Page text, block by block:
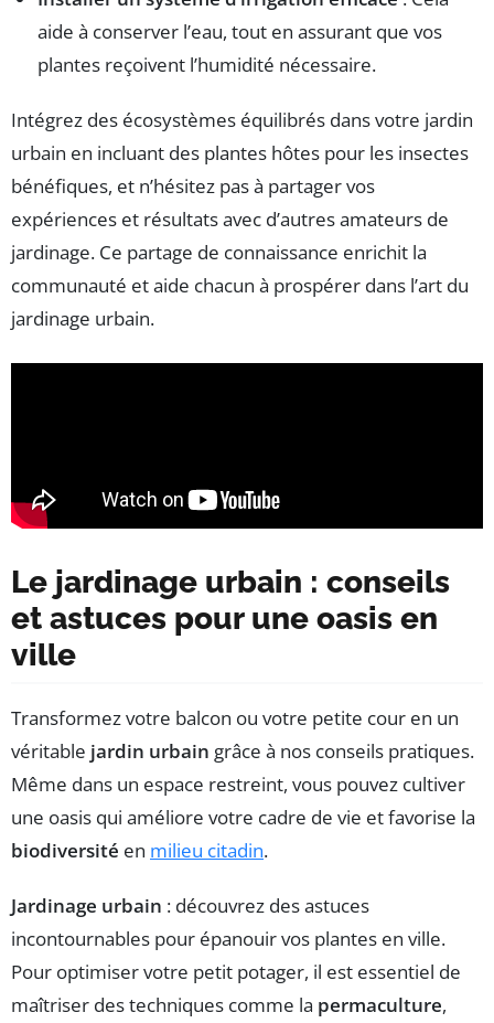
aide à conserver l’eau, tout en assurant que vos
plantes reçoivent l’humidité nécessaire.
Intégrez des écosystèmes équilibrés dans votre jardin
urbain en incluant des plantes hôtes pour les insectes
bénéfiques, et n’hésitez pas à partager vos
expériences et résultats avec d’autres amateurs de
jardinage. Ce partage de connaissance enrichit la
communauté et aide chacun à prospérer dans l’art du
jardinage urbain.
Le jardinage urbain : conseils
et astuces pour une oasis en
ville
Transformez votre balcon ou votre petite cour en un
véritable jardin urbain grâce à nos conseils pratiques.
Même dans un espace restreint, vous pouvez cultiver
une oasis qui améliore votre cadre de vie et favorise la
biodiversité en milieu citadin.
Jardinage urbain : découvrez des astuces
incontournables pour épanouir vos plantes en ville.
Pour optimiser votre petit potager, il est essentiel de
maîtriser des techniques comme la permaculture,